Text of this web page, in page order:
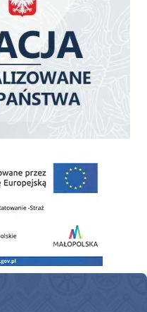
ratowniczo-gaśniczego z